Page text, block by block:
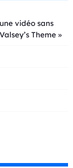
vidéo sans
Theme »